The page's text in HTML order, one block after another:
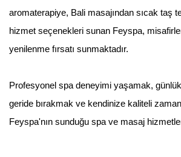
aromaterapiye, Bali masajından sıcak taş
hizmet seçenekleri sunan Feyspa,
yenilenme fırsatı sunmaktadır.
Profesyonel spa deneyimi yaşamak,
geride bırakmak ve kendinize kaliteli
Feyspa'nın sunduğu spa ve masaj